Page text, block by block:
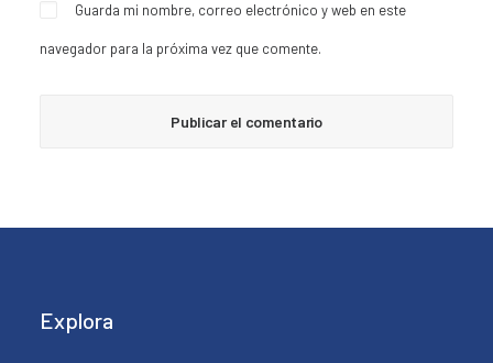
Guarda mi nombre, correo electrónico y web en este
navegador para la próxima vez que comente.
Explora